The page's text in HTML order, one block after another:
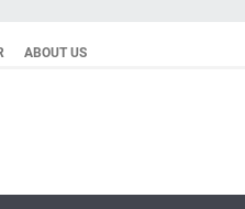
ABOUT US